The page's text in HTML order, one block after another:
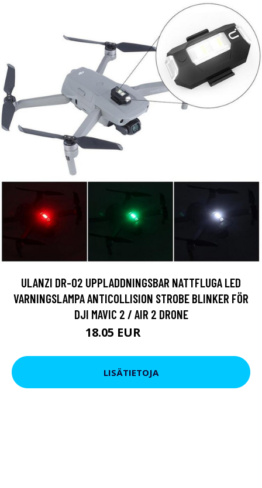
ULANZI DR-02 UPPLADDNINGSBAR NATTFLUGA LED
VARNINGSLAMPA ANTICOLLISION STROBE BLINKER FÖR
DJI MAVIC 2 / AIR 2 DRONE
18.05 EUR
LISÄTIETOJA